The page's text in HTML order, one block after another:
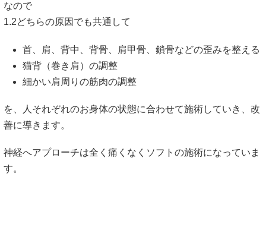
なので
1.2どちらの原因でも共通して
首、肩、背中、背骨、肩甲骨、鎖骨などの歪みを整える
猫背（巻き肩）の調整
細かい肩周りの筋肉の調整
を、人それぞれのお身体の状態に合わせて施術していき、改
善に導きます。
神経へアプローチは全く痛くなくソフトの施術になっていま
す。